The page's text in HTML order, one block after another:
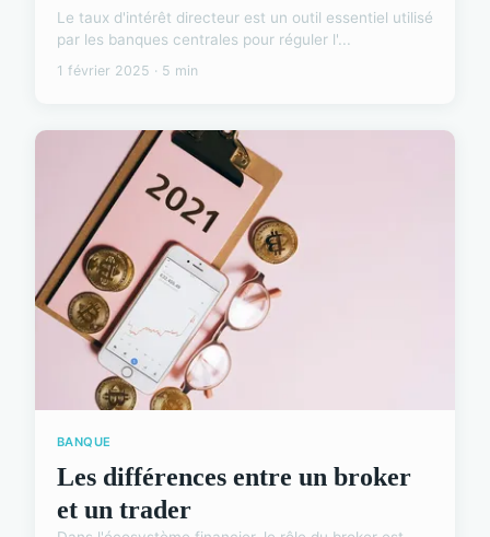
Le taux d'intérêt directeur est un outil essentiel utilisé
par les banques centrales pour réguler l'...
1 février 2025 · 5 min
BANQUE
Les différences entre un broker
et un trader